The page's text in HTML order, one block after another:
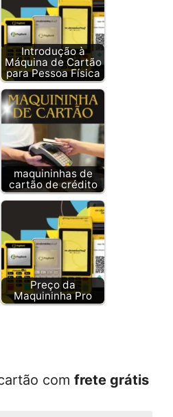
Introdução à
Máquina de Cartão
para Pessoa Física
maquininhas de
cartão de crédito
Preço da
Maquininha Pro
com frete grátis